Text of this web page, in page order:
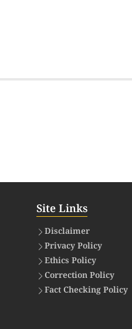
Site Links
Disclaimer
Privacy Policy
Ethics Policy
Correction Policy
Fact Checking Policy